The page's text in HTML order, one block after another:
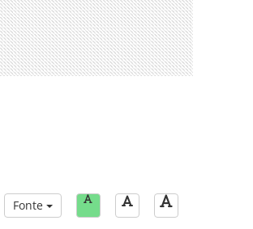
Fonte